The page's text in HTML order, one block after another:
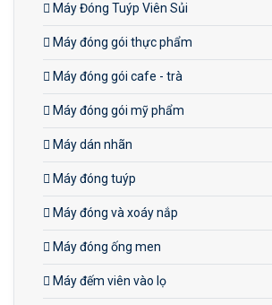
Máy Đóng Tuýp Viên Sủi
Máy đóng gói thực phẩm
Máy đóng gói cafe - trà
Máy đóng gói mỹ phẩm
Máy dán nhãn
Máy đóng tuýp
Máy đóng và xoáy nắp
Máy đóng ống men
Máy đếm viên vào lọ